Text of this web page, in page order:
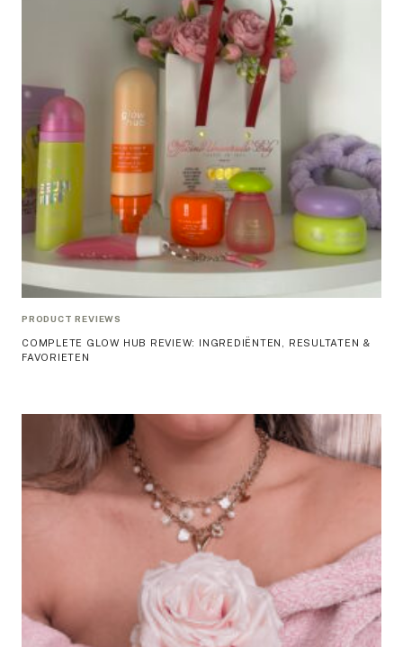
PRODUCT REVIEWS
COMPLETE GLOW HUB REVIEW: INGREDIËNTEN, RESULTATEN &
FAVORIETEN